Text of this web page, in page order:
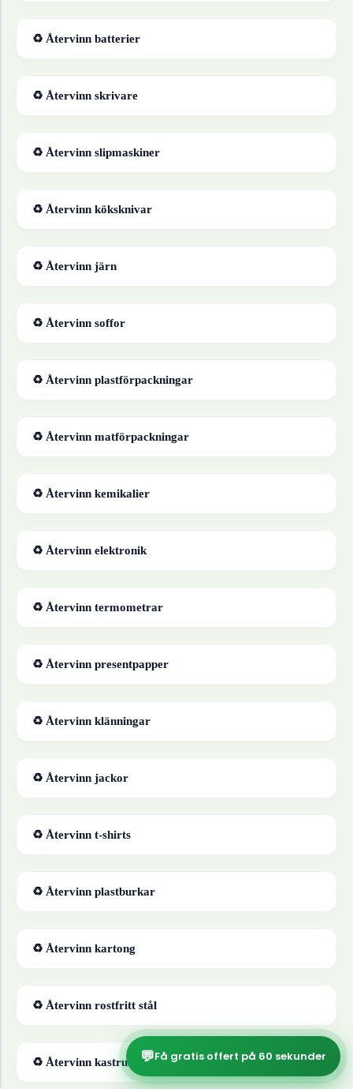
♻ Återvinn batterier
♻ Återvinn skrivare
♻ Återvinn slipmaskiner
♻ Återvinn köksknivar
♻ Återvinn järn
♻ Återvinn soffor
♻ Återvinn plastförpackningar
♻ Återvinn matförpackningar
♻ Återvinn kemikalier
♻ Återvinn elektronik
♻ Återvinn termometrar
♻ Återvinn presentpapper
♻ Återvinn klänningar
♻ Återvinn jackor
♻ Återvinn t-shirts
♻ Återvinn plastburkar
♻ Återvinn kartong
♻ Återvinn rostfritt stål
♻ Återvinn kastruller💬Få gratis offert på 60 sekunder